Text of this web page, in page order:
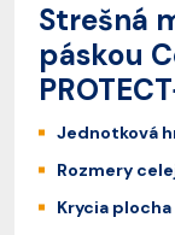
Strešná
páskou
Jednotková
Rozmery
Krycia